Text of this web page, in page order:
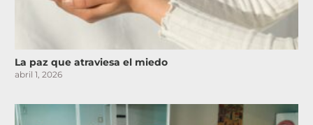
La paz que atraviesa el miedo
abril 1, 2026